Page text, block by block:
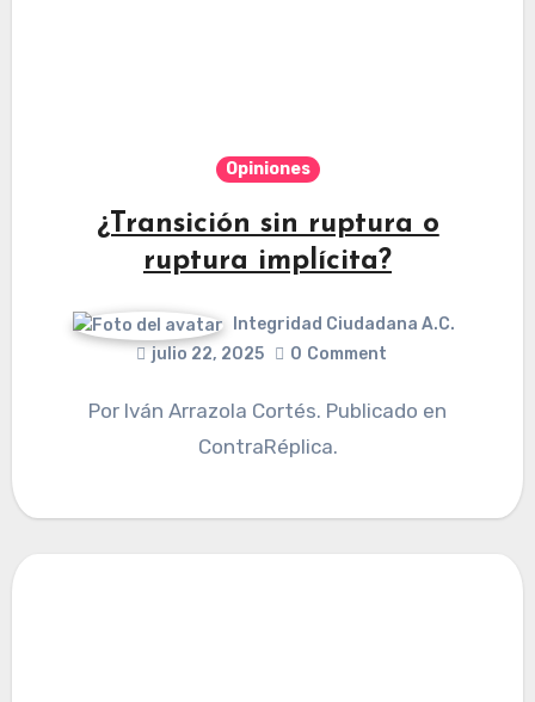
Opiniones
¿Transición sin ruptura o
ruptura implícita?
Integridad Ciudadana A.C.
julio 22, 2025
0 Comment
Por Iván Arrazola Cortés. Publicado en
ContraRéplica.